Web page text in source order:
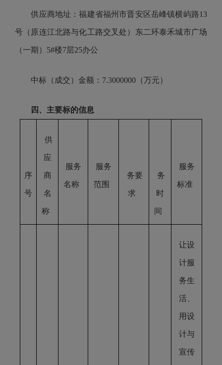
供应商地址：福建省福州市晋安区岳峰镇横屿路13
号（原连江北路与化工路交叉处）东二环泰禾城市广场
（一期）5#楼7层25办公
中标（成交）金额： 7.3000000（万元）
四、主要标的信息
序
号
供
应
商
名
称
服务
名称
服务
范围
务要
求
务
时
间
服务
标准
让设
计服
务生
活、
用设
计与
宣传